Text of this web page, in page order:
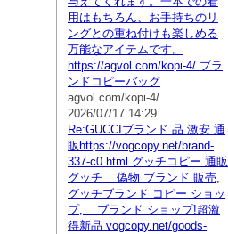
用はもちろん、お手持ちのリ
ングとの重ね付けも楽しめる
万能なアイテムです。
https://agvol.com/kopi-4/ ブラ
ンドコピーバッグ
agvol.com/kopi-4/
2026/07/17 14:29
Re:GUCCIブランド 品 激安 通
販https://vogcopy.net/brand-
337-c0.html グッチコピー 通販
グッチ 偽物 ブランド 販売,
グッチブランド コピー ショッ
プ, ブランド ショップ!超激
得新品 vogcopy.net/goods-